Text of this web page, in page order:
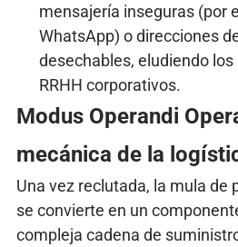
mensajería inseguras (por
WhatsApp) o direcciones
desechables, eludiendo
RRHH corporativos.
Modus Operandi
mecánica de la
Una vez reclutada, la mula de
se convierte en un
compleja cadena de